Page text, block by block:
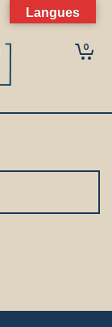
0
Langues